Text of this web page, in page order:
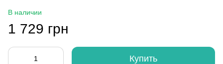
В наличии
1 729 грн
Купить